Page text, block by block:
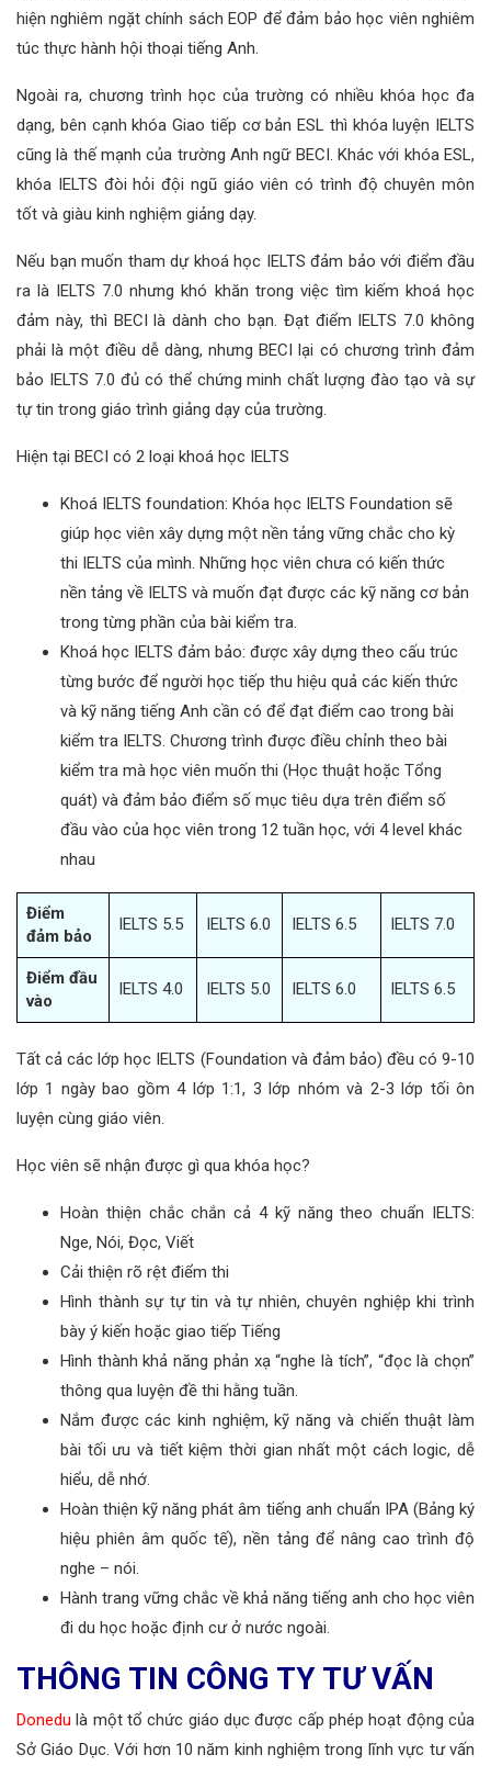
hiện nghiêm ngặt chính sách EOP để đảm bảo học viên nghiêm
túc thực hành hội thoại tiếng Anh.
Ngoài ra, chương trình học của trường có nhiều khóa học đa
dạng, bên cạnh khóa Giao tiếp cơ bản ESL thì khóa luyện IELTS
cũng là thế mạnh của trường Anh ngữ BECI. Khác với khóa ESL,
khóa IELTS đòi hỏi đội ngũ giáo viên có trình độ chuyên môn
tốt và giàu kinh nghiệm giảng dạy.
Nếu bạn muốn tham dự khoá học IELTS đảm bảo với điểm đầu
ra là IELTS 7.0 nhưng khó khăn trong việc tìm kiếm khoá học
đảm này, thì BECI là dành cho bạn. Đạt điểm IELTS 7.0 không
phải là một điều dễ dàng, nhưng BECI lại có chương trình đảm
bảo IELTS 7.0 đủ có thể chứng minh chất lượng đào tạo và sự
tự tin trong giáo trình giảng dạy của trường.
Hiện tại BECI có 2 loại khoá học IELTS
Khoá IELTS foundation: Khóa học IELTS Foundation sẽ
giúp học viên xây dựng một nền tảng vững chắc cho kỳ
thi IELTS của mình. Những học viên chưa có kiến thức
nền tảng về IELTS và muốn đạt được các kỹ năng cơ bản
trong từng phần của bài kiểm tra.
Khoá học IELTS đảm bảo: được xây dựng theo cấu trúc
từng bước để người học tiếp thu hiệu quả các kiến thức
và kỹ năng tiếng Anh cần có để đạt điểm cao trong bài
kiểm tra IELTS. Chương trình được điều chỉnh theo bài
kiểm tra mà học viên muốn thi (Học thuật hoặc Tổng
quát) và đảm bảo điểm số mục tiêu dựa trên điểm số
đầu vào của học viên trong 12 tuần học, với 4 level khác
nhau
Điểm
đảm bảo
IELTS 5.5 IELTS 6.0 IELTS 6.5 IELTS 7.0
Điểm đầu
vào
IELTS 4.0 IELTS 5.0 IELTS 6.0 IELTS 6.5
Tất cả các lớp học IELTS (Foundation và đảm bảo) đều có 9-10
lớp 1 ngày bao gồm 4 lớp 1:1, 3 lớp nhóm và 2-3 lớp tối ôn
luyện cùng giáo viên.
Học viên sẽ nhận được gì qua khóa học?
Hoàn thiện chắc chắn cả 4 kỹ năng theo chuẩn IELTS:
Nge, Nói, Đọc, Viết
Cải thiện rõ rệt điểm thi
Hình thành sự tự tin và tự nhiên, chuyên nghiệp khi trình
bày ý kiến hoặc giao tiếp Tiếng
Hình thành khả năng phản xạ “nghe là tích”, “đọc là chọn”
thông qua luyện đề thi hằng tuần.
Nắm được các kinh nghiệm, kỹ năng và chiến thuật làm
bài tối ưu và tiết kiệm thời gian nhất một cách logic, dễ
hiểu, dễ nhớ.
Hoàn thiện kỹ năng phát âm tiếng anh chuẩn IPA (Bảng ký
hiệu phiên âm quốc tế), nền tảng để nâng cao trình độ
nghe – nói.
Hành trang vững chắc về khả năng tiếng anh cho học viên
đi du học hoặc định cư ở nước ngoài.
THÔNG TIN CÔNG TY TƯ VẤN
Donedu là một tổ chức giáo dục được cấp phép hoạt động của
Sở Giáo Dục. Với hơn 10 năm kinh nghiệm trong lĩnh vực tư vấn